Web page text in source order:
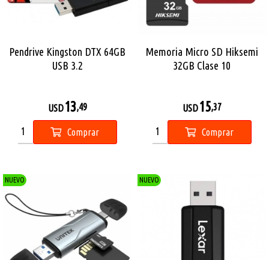
Pendrive Kingston DTX 64GB
USB 3.2
USD13,49
Comprar
Memoria Micro SD Hiksemi
32GB Clase 10
USD15,37
Comprar
NUEVO NUEVO